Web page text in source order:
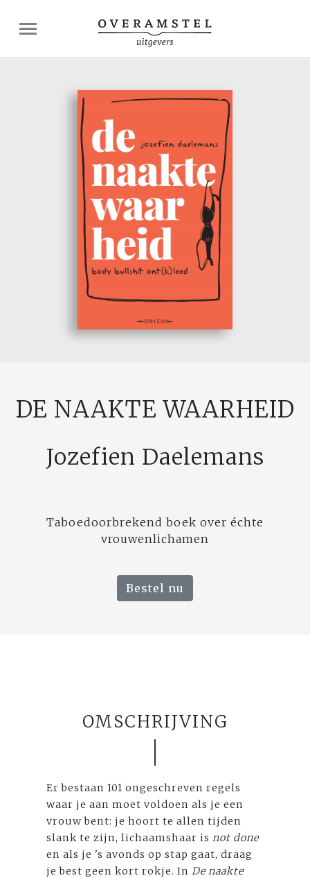
DE NAAKTE WAARHEID
Jozefien Daelemans
Taboedoorbrekend boek over échte
vrouwenlichamen
Bestel nu
OMSCHRIJVING
Er bestaan 101 ongeschreven regels
waar je aan moet voldoen als je een
vrouw bent: je hoort te allen tijden
slank te zijn, lichaamshaar isnot done
en als je 's avonds op stap gaat, draag
je best geen kort rokje. InDe naakte